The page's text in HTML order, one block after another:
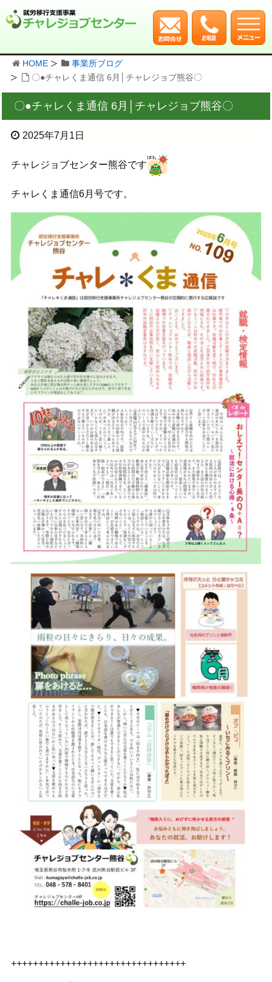
HOME
事業所ブログ
〇●チャレくま通信 6月│チャレジョブ熊谷〇
〇●チャレくま通信 6月│チャレジョブ熊谷〇
2025年7月1日
チャレジョブセンター熊谷です
チャレくま通信6月号です。
++++++++++++++++++++++++++++++++